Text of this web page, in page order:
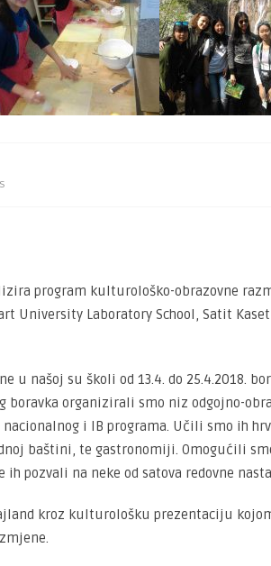
program kulturološko-obrazovne
University Laboratory School, Satit
u našoj su školi od 13.4. do 25.4.2018.
boravka organizirali smo niz odgojno-
i IB programa. Učili smo ih
baštini, te gastronomiji. Omogućili
pozvali na neke od satova redovne
kroz kulturološku prezentaciju